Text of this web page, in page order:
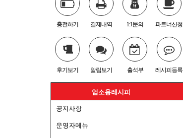
충전하기 결제내역 1:1문의 파트너신청
후기보기 알림보기 출석부 레시피등록
업소용레시피
공지사항
운영자메뉴